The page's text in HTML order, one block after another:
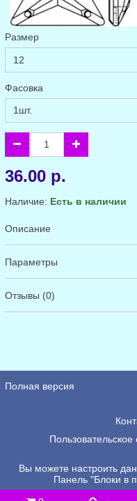
Размер
Фасовка
36.00 р.
Наличие: Есть в наличии
Описание
Параметры
Отзывы (0)
Полная версия
Вы можете настроить
Панель "Блоки в